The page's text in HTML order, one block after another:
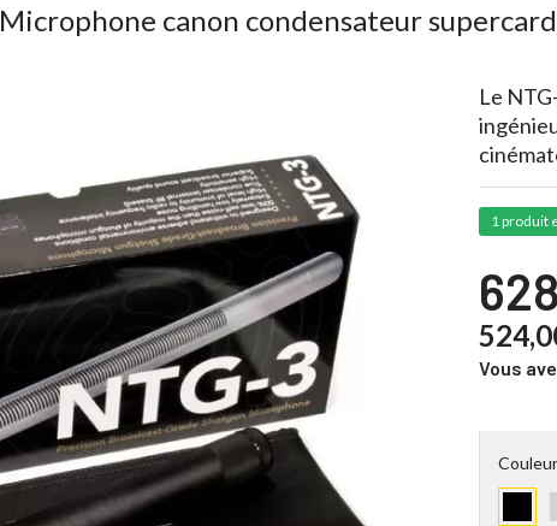
Microphone canon condensateur
Le
1 produit
Vous